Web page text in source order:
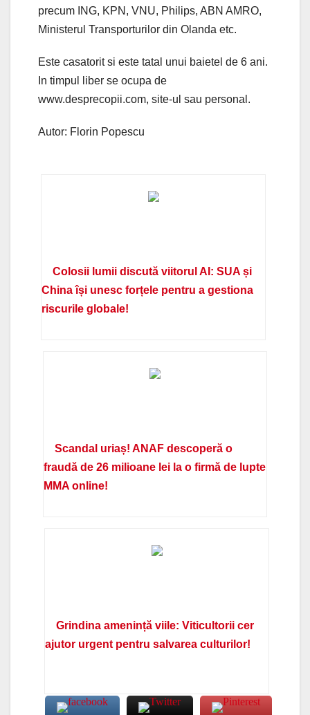
precum ING, KPN, VNU, Philips, ABN AMRO,
Ministerul Transporturilor din Olanda etc.
Este casatorit si este tatal unui baietel de 6 ani.
In timpul liber se ocupa de
www.desprecopii.com, site-ul sau personal.
Autor: Florin Popescu
Colosii lumii discută viitorul AI: SUA și
China își unesc forțele pentru a gestiona
riscurile globale!
Scandal uriaș! ANAF descoperă o
fraudă de 26 milioane lei la o firmă de lupte
MMA online!
Grindina amenință viile: Viticultorii cer
ajutor urgent pentru salvarea culturilor!